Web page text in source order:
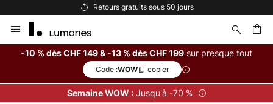
Retours gratuits sous 50 jours
Allez
au
contenu
-10 % dès CHF 149 & -13 % dès CHF 199 sur presque tout
Code :WOW copier
Semaine WOW :Jusqu'à -70 %